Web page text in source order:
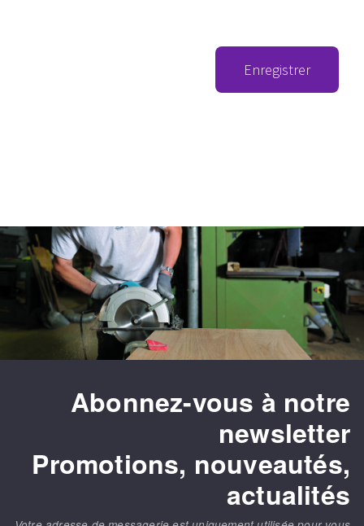
Enregistrer
Abonnez-vous à notre
newsletter
Promotions, nouveautés,
actualités